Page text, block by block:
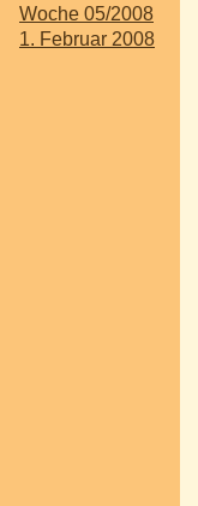
Woche 05/2008
1. Februar 2008